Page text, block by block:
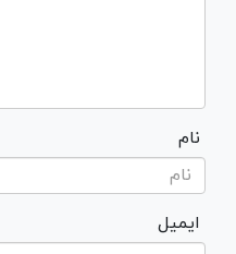
نام
ایمیل